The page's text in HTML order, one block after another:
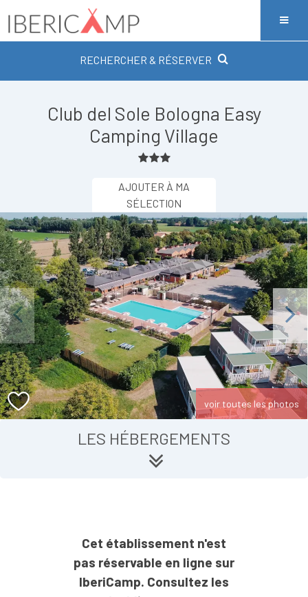
RECHERCHER & RÉSERVER
Club del Sole Bologna Easy
Camping Village
AJOUTER À MA
SÉLECTION
Next
voir toutes les photos
LES HÉBERGEMENTS
Cet établissement n'est
pas réservable en ligne sur
IberiCamp. Consultez les